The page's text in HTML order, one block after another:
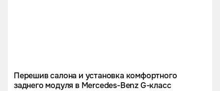
Перешив салона и установка комфортного
заднего модуля в Mercedes-Benz G-класс